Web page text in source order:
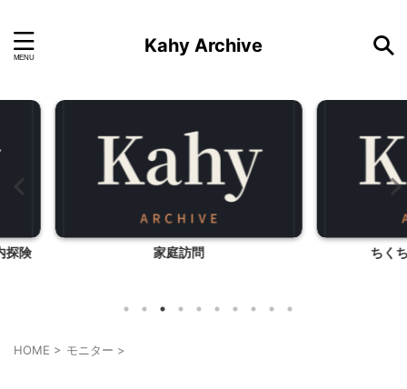
Kahy Archive
ちくちく・・と読み読み
HOME > モニター >